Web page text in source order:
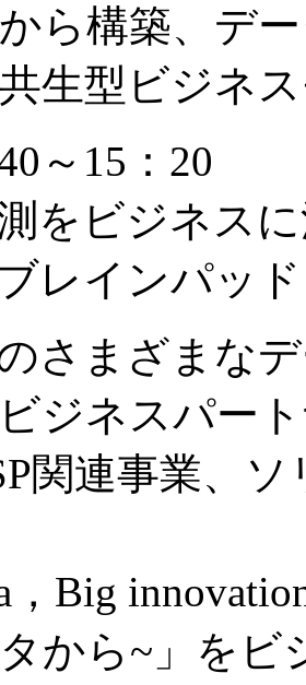
ら構築、デ
生型ビジネ
～15：20
をビジネス
ブレインパ
さまざまな
ジネスパー
関連事業、
，Big
から~」をビ